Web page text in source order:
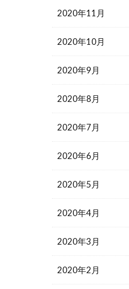
2020年11月
2020年10月
2020年9月
2020年8月
2020年7月
2020年6月
2020年5月
2020年4月
2020年3月
2020年2月